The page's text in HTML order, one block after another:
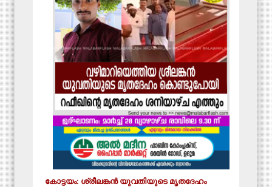
കോട്ടയം: ശ്രീലങ്കന്‍ യുവതിയുടെ മൃതദേഹം